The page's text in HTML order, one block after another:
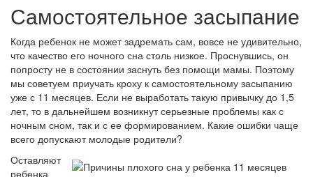
Самостоятельное засыпание
Когда ребенок не может задремать сам, вовсе не удивительно,
что качество его ночного сна столь низкое. Проснувшись, он
попросту не в состоянии заснуть без помощи мамы. Поэтому
мы советуем приучать кроху к самостоятельному засыпанию
уже с 11 месяцев. Если не выработать такую привычку до 1,5
лет, то в дальнейшем возникнут серьезные проблемы как с
ночным сном, так и с ее формированием. Какие ошибки чаще
всего допускают молодые родители?
Оставляют
ребенка